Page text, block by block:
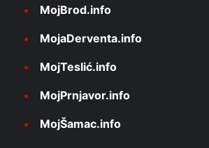
MojBrod.info
MojaDerventa.info
MojTeslić.info
MojPrnjavor.info
MojŠamac.info